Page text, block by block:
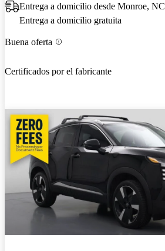
Entrega a domicilio desde Monroe, NC
Entrega a domicilio gratuita
Buena oferta
Certificados por el fabricante